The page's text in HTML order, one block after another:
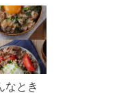
まで。
ンツを
なとき